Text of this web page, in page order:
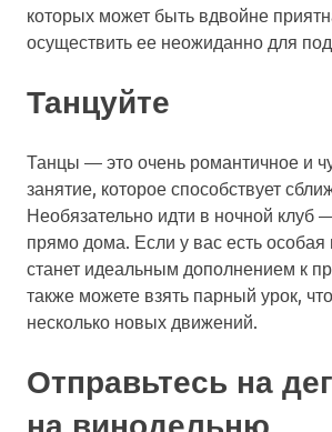
которых может быть вдвойне
осуществить ее неожиданно для
Танцуйте
Танцы — это очень романтичное и
занятие, которое способствует
Необязательно идти в ночной клуб
прямо дома. Если у вас есть особая
станет идеальным дополнением к
также можете взять парный урок,
несколько новых движений.
Отправьтесь на